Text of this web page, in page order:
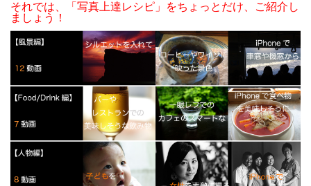
それでは、「写真上達レシピ」をちょっとだけ、ご紹介し
ましょう！